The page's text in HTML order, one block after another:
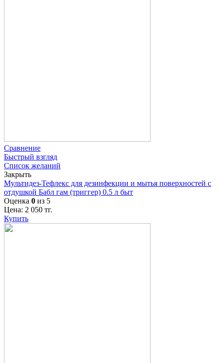
Сравнение
Быстрый взгляд
Список желаний
Закрыть
Мультидез-Тефлекс для дезинфекции и мытья поверхностей с
отдушкой Бабл гам (триггер) 0.5 л быт
Оценка 0 из 5
Цена: 2 050 тг.
Купить